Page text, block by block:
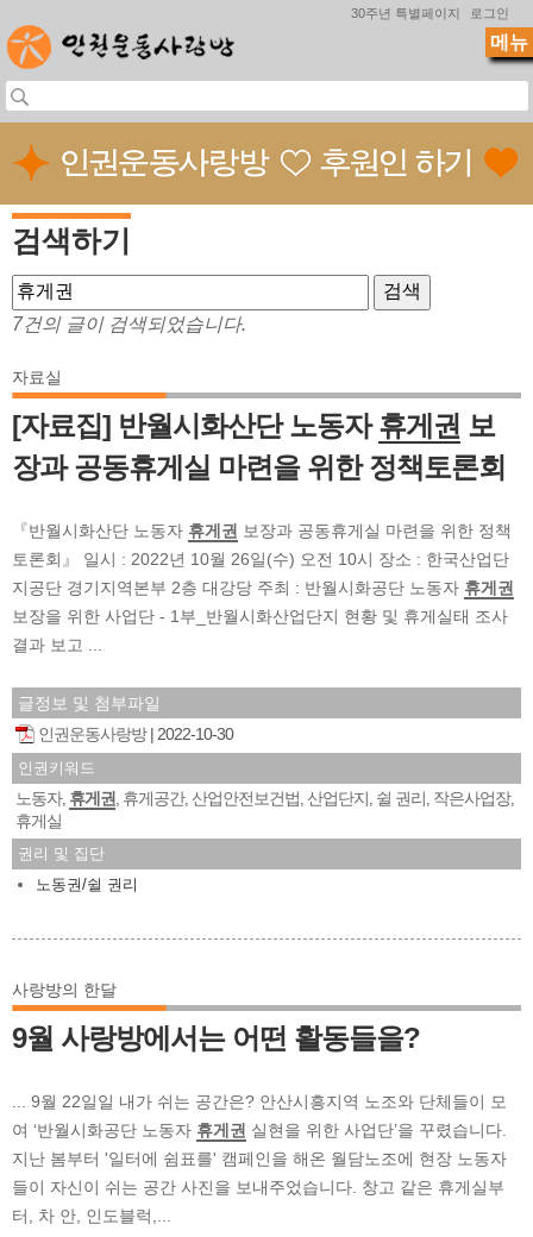
30주년 특별페이지 로그인
검색하기
7건의 글이 검색되었습니다.
자료실
[자료집] 반월시화산단 노동자휴게권 보
장과 공동휴게실 마련을 위한 정책토론회
『반월시화산단 노동자 휴게권 보장과 공동휴게실 마련을 위한 정책
토론회』 일시 : 2022년 10월 26일(수) 오전 10시 장소 : 한국산업단
지공단 경기지역본부 2층 대강당 주최 : 반월시화공단 노동자 휴게권
보장을 위한 사업단 - 1부_반월시화산업단지 현황 및 휴게실태 조사
결과 보고 ...
글정보 및 첨부파일
인권운동사랑방
2022-10-30
인권키워드
노동자, 휴게권 휴게공간, 산업안전보건법 산업단지 쉴 권리 작은사업장,
휴게실
권리 및 집단
노동권/쉴 권리
사랑방의 한달
9월 사랑방에서는 어떤 활동들을?
... 9월 22일일 내가 쉬는 공간은? 안산시흥지역 노조와 단체들이 모
여 ‘반월시화공단 노동자 휴게권 실현을 위한 사업단’을 꾸렸습니다.
지난 봄부터 '일터에 쉼표를' 캠페인을 해온 월담노조에 현장 노동자
들이 자신이 쉬는 공간 사진을 보내주었습니다. 창고 같은 휴게실부
터, 차 안, 인도블럭,...
메뉴